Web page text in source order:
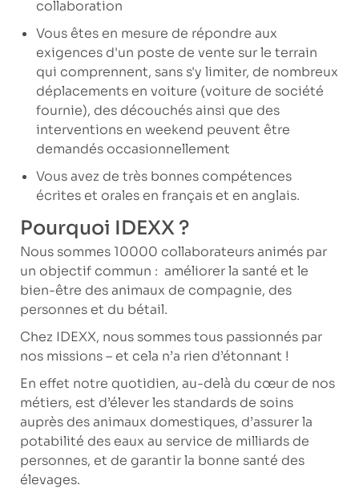
collaboration
Vous êtes en mesure de répondre aux
exigences d'un poste de vente sur le terrain
qui comprennent, sans s'y limiter, de nombreux
déplacements en voiture (voiture de société
fournie), des découchés ainsi que des
interventions en weekend peuvent être
demandés occasionnellement
Vous avez de très bonnes compétences
écrites et orales en français et en anglais.
Pourquoi IDEXX ?
Nous sommes 10000 collaborateurs animés par
un objectif commun : améliorer la santé et le
bien-être des animaux de compagnie, des
personnes et du bétail.
Chez IDEXX, nous sommes tous passionnés par
nos missions – et cela n’a rien d’étonnant !
En effet notre quotidien, au-delà du cœur de nos
métiers, est d’élever les standards de soins
auprès des animaux domestiques, d’assurer la
potabilité des eaux au service de milliards de
personnes, et de garantir la bonne santé des
élevages.